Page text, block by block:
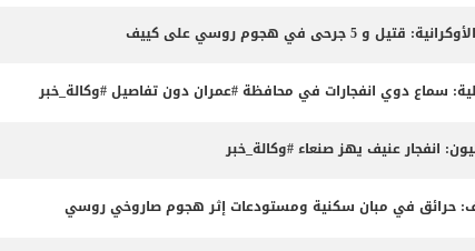
و 5 جرحى في هجوم روسي على كييف
سماع دوي انفجارات في محافظة #عمران دون تفاصيل #وكالة_خبر
انفجار عنيف يهز صنعاء #وكالة_خبر
حرائق في مبان سكنية ومستودعات إثر هجوم صاروخي روسي